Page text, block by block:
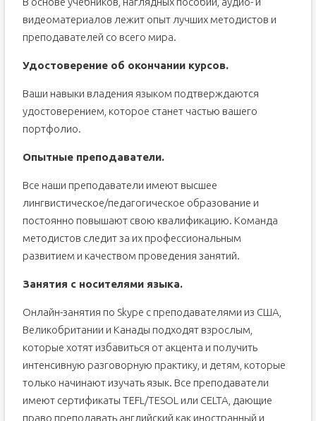
видеоматериалов лежит опыт лучших методистов и
преподавателей со всего мира.
Удостоверение об окончании курсов.
Ваши навыки владения языком подтверждаются
удостоверением, которое станет частью вашего
портфолио.
Опытные преподаватели.
Все наши преподаватели имеют высшее
лингвистическое/педагогическое образование и
постоянно повышают свою квалификацию. Команда
методистов следит за их профессиональным
развитием и качеством проведения занятий.
Занятия с носителями языка.
Онлайн-занятия по Skype с преподавателями из США,
Великобритании и Канады подходят взрослым,
которые хотят избавиться от акцента и получить
интенсивную разговорную практику, и детям, которые
только начинают изучать язык. Все преподаватели
имеют сертификаты TEFL/TESOL или CELTA, дающие
право преподавать английский как иностранный и